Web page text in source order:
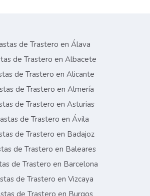
de Trastero en Álava
de Trastero en Albacete
de Trastero en Alicante
de Trastero en Almería
de Trastero en Asturias
de Trastero en Ávila
de Trastero en Badajoz
de Trastero en Baleares
de Trastero en Barcelona
de Trastero en Vizcaya
de Trastero en Burgos